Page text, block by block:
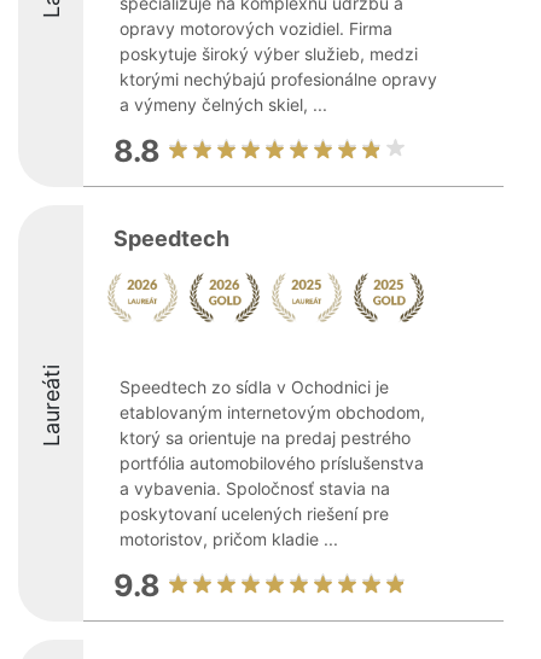
opravy motorových vozidiel. Firma
poskytuje široký výber služieb, medzi
ktorými nechýbajú profesionálne opravy
a výmeny čelných skiel, ...
8.8
Laureáti
Speedtech
Speedtech zo sídla v Ochodnici je
etablovaným internetovým obchodom,
ktorý sa orientuje na predaj pestrého
portfólia automobilového príslušenstva
a vybavenia. Spoločnosť stavia na
poskytovaní ucelených riešení pre
motoristov, pričom kladie ...
9.8